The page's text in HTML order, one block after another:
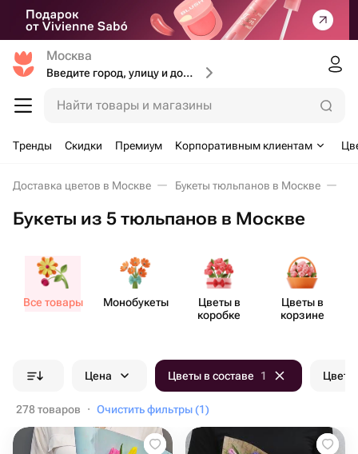
Москва
Введите город, улицу и дом доставки
Найти товары и магазины
Тренды Скидки Премиум Корпоративным клиентам
Доставка цветов в Москве Букеты тюльпанов в Москве
Букеты из 5 тюльпанов в Москве
Все товары Моно​букеты
Цветы в
коробке
Цветы в
корзине
Цена Цветы в составе 1 Цвет
278 товаров · Очистить фильтры (1)